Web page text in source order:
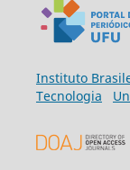
Instituto
Tecnologia